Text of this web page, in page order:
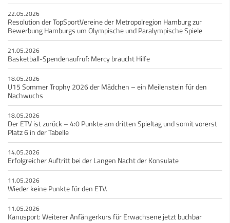
22.05.2026
Resolution der TopSportVereine der Metropolregion Hamburg zur
Bewerbung Hamburgs um Olympische und Paralympische Spiele
21.05.2026
Basketball-Spendenaufruf: Mercy braucht Hilfe
18.05.2026
U15 Sommer Trophy 2026 der Mädchen – ein Meilenstein für den
Nachwuchs
18.05.2026
Der ETV ist zurück – 4:0 Punkte am dritten Spieltag und somit vorerst
Platz 6 in der Tabelle
14.05.2026
Erfolgreicher Auftritt bei der Langen Nacht der Konsulate
11.05.2026
Wieder keine Punkte für den ETV.
11.05.2026
Kanusport: Weiterer Anfängerkurs für Erwachsene jetzt buchbar